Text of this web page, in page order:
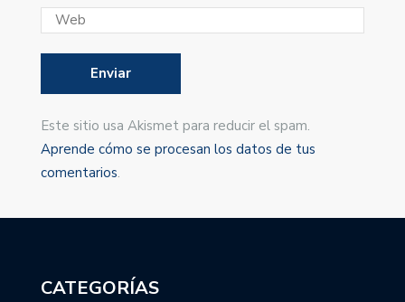
Este sitio usa Akismet para reducir el spam.
Aprende cómo se procesan los datos de tus
comentarios.
CATEGORÍAS